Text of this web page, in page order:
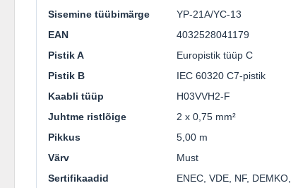
Sisemine tüübimärge
YP-21A/YC-13
EAN
4032528041179
Pistik A
Europistik tüüp C
Pistik B
IEC 60320 C7-pistik
Kaabli tüüp
H03VVH2-F
Juhtme ristlõige
2 x 0,75 mm²
Pikkus
5,00 m
Värv
Must
Sertifikaadid
ENEC, VDE, NF, DEMKO,